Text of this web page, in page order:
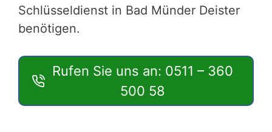
Schlüsseldienst in Bad Münder Deister
benötigen.
Rufen Sie uns an: 0511 – 360
500 58